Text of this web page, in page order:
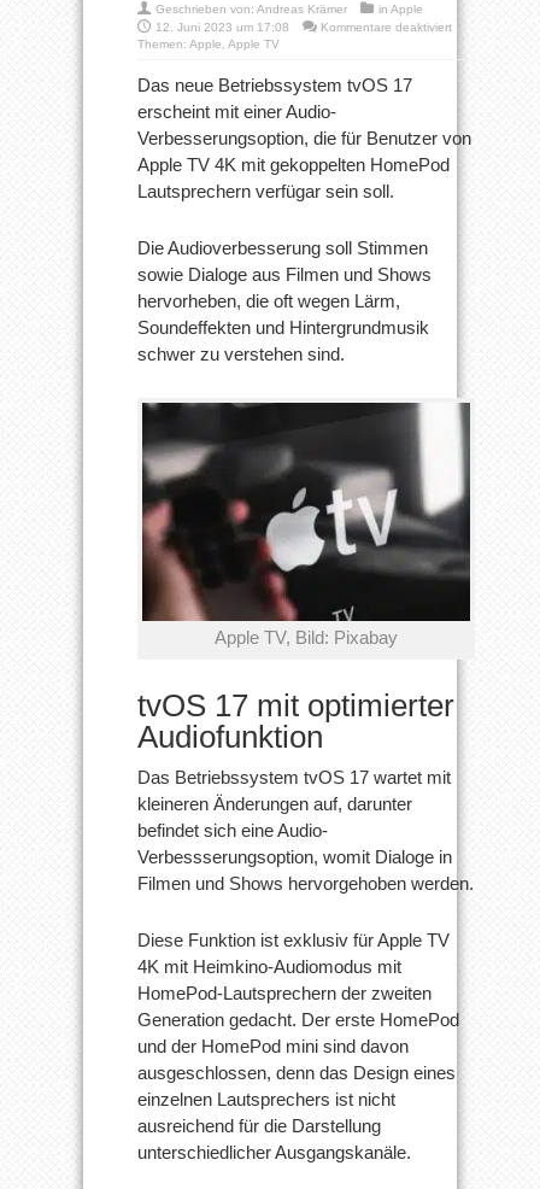
Geschrieben von: Andreas Krämer in Apple
12. Juni 2023 um 17:08
Kommentare deaktiviertfür
17
hebt
Stimmen
Verwendung
von
HomePods
hervor
Themen: Apple Apple TV
Das neue Betriebssystem tvOS 17
erscheint mit einer Audio-
Verbesserungsoption, die für Benutzer von
Apple TV 4K mit gekoppelten HomePod
Lautsprechern verfügar sein soll.
Die Audioverbesserung soll Stimmen
sowie Dialoge aus Filmen und Shows
hervorheben, die oft wegen Lärm,
Soundeffekten und Hintergrundmusik
schwer zu verstehen sind.
Apple TV, Bild: Pixabay
tvOS 17 mit optimierter
Audiofunktion
Das Betriebssystem tvOS 17 wartet mit
kleineren Änderungen auf, darunter
befindet sich eine Audio-
Verbessserungsoption, womit Dialoge in
Filmen und Shows hervorgehoben werden.
Diese Funktion ist exklusiv für Apple TV
4K mit Heimkino-Audiomodus mit
HomePod-Lautsprechern der zweiten
Generation gedacht. Der erste HomePod
und der HomePod mini sind davon
ausgeschlossen, denn das Design eines
einzelnen Lautsprechers ist nicht
ausreichend für die Darstellung
unterschiedlicher Ausgangskanäle.